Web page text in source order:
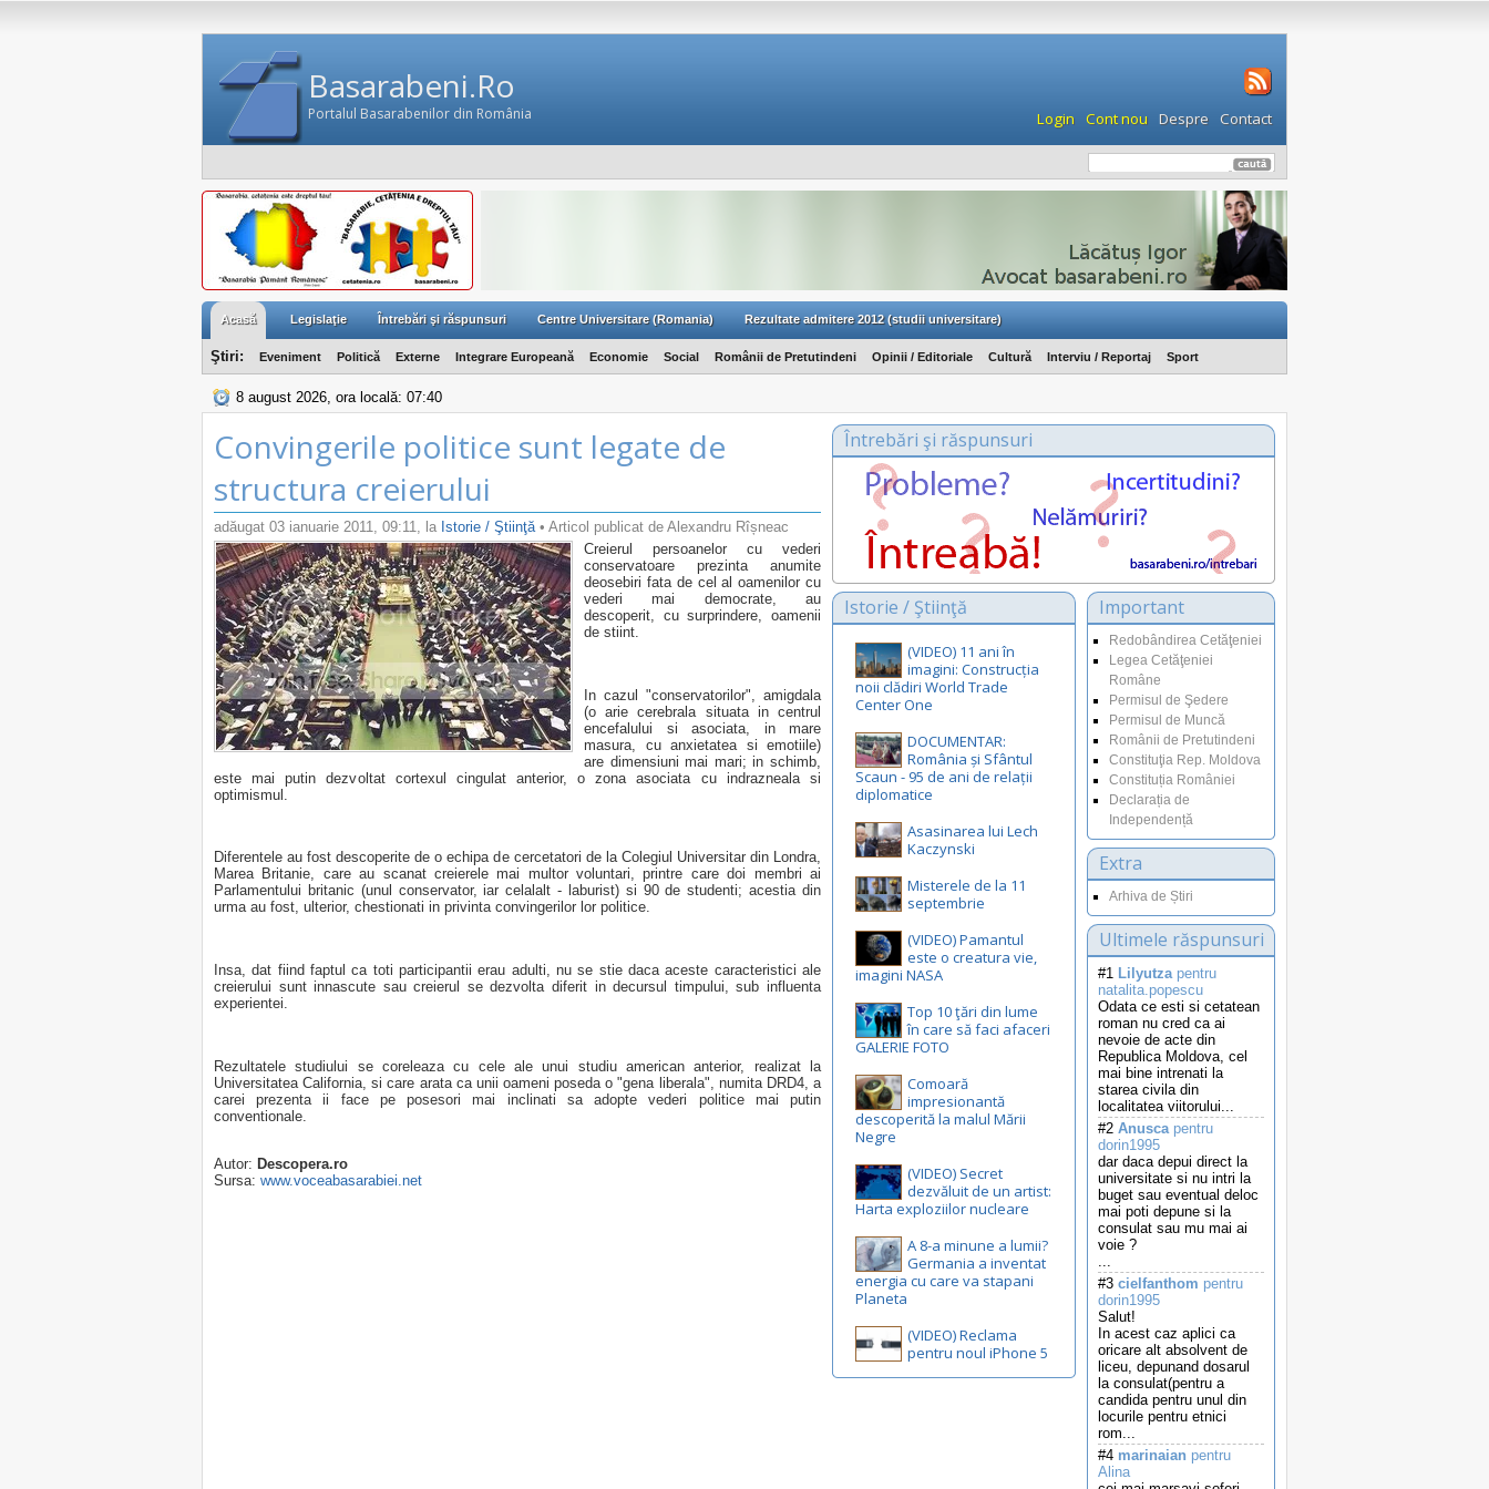
Basarabeni.Ro
Portalul Basarabenilor din România Login Cont nou Despre Contact
Acasă Legislaţie Întrebări şi răspunsuri Centre Universitare (Romania) Rezultate admitere 2012 (studii universitare)
Ştiri: Eveniment Politică Externe Integrare Europeană Economie Social Românii de Pretutindeni Opinii / Editoriale Cultură Interviu / Reportaj Sport
8 august 2026, ora locală: 07:40
Convingerile politice sunt legate de
structura creierului
adăugat 03 ianuarie 2011, 09:11, la Istorie / Ştiinţă • Articol publicat de Alexandru Rîșneac
Creierul persoanelor cu vederi
conservatoare prezinta anumite
deosebiri fata de cel al oamenilor cu
vederi mai democrate, au
descoperit, cu surprindere, oamenii
de stiint.
In cazul "conservatorilor", amigdala
(o arie cerebrala situata in centrul
encefalului si asociata, in mare
masura, cu anxietatea si emotiile)
are dimensiuni mai mari; in schimb,
este mai putin dezvoltat cortexul cingulat anterior, o zona asociata cu indrazneala si
optimismul.
Diferentele au fost descoperite de o echipa de cercetatori de la Colegiul Universitar din Londra,
Marea Britanie, care au scanat creierele mai multor voluntari, printre care doi membri ai
Parlamentului britanic (unul conservator, iar celalalt - laburist) si 90 de studenti; acestia din
urma au fost, ulterior, chestionati in privinta convingerilor lor politice.
Insa, dat fiind faptul ca toti participantii erau adulti, nu se stie daca aceste caracteristici ale
creierului sunt innascute sau creierul se dezvolta diferit in decursul timpului, sub influenta
experientei.
Rezultatele studiului se coreleaza cu cele ale unui studiu american anterior, realizat la
Universitatea California, si care arata ca unii oameni poseda o "gena liberala", numita DRD4, a
carei prezenta ii face pe posesori mai inclinati sa adopte vederi politice mai putin
conventionale.
Autor: Descopera.ro
Sursa: www.voceabasarabiei.net
Întrebări şi răspunsuri
Important
Redobândirea Cetăţeniei
Legea Cetăţeniei
Române
Permisul de Şedere
Permisul de Muncă
Românii de Pretutindeni
Constituţia Rep. Moldova
Constituția României
Declarația de
Independență
Extra
Arhiva de Știri
Ultimele răspunsuri
#1 Lilyutzapentru
natalita.popescu
Odata ce esti si cetatean
roman nu cred ca ai
nevoie de acte din
Republica Moldova, cel
mai bine intrenati la
starea civila din
localitatea viitorului...
#2 Anuscapentru
dorin1995
dar daca depui direct la
universitate si nu intri la
buget sau eventual deloc
mai poti depune si la
consulat sau mu mai ai
voie ?
...
#3 cielfanthom pentru
dorin1995
Salut!
In acest caz aplici ca
oricare alt absolvent de
liceu, depunand dosarul
la consulat(pentru a
candida pentru unul din
locurile pentru etnici
rom...
#4 marinaian pentru
Alina
Istorie / Ştiinţă
(VIDEO) 11 ani în
imagini: Construcția
noii clădiri World Trade
Center One
DOCUMENTAR:
România și Sfântul
Scaun - 95 de ani de relații
diplomatice
Asasinarea lui Lech
Kaczynski
Misterele de la 11
septembrie
(VIDEO) Pamantul
este o creatura vie,
imagini NASA
Top 10 ţări din lume
în care să faci afaceri
GALERIE FOTO
Comoară
impresionantă
descoperită la malul Mării
Negre
(VIDEO) Secret
dezvăluit de un artist:
Harta exploziilor nucleare
A 8-a minune a lumii?
Germania a inventat
energia cu care va stapani
Planeta
(VIDEO) Reclama
pentru noul iPhone 5